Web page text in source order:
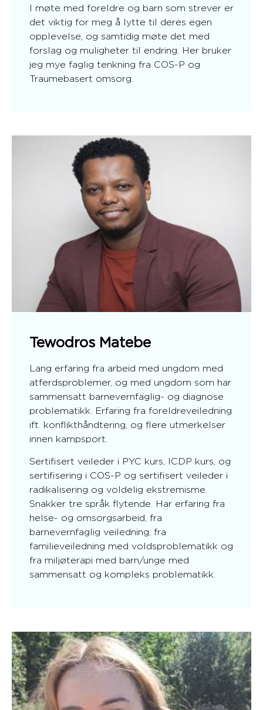
I møte med foreldre og barn som strever er
det viktig for meg å lytte til deres egen
opplevelse, og samtidig møte det med
forslag og muligheter til endring. Her bruker
jeg mye faglig tenkning fra COS-P og
Traumebasert omsorg.
Tewodros Matebe
Lang erfaring fra arbeid med ungdom med
atferdsproblemer, og med ungdom som har
sammensatt barnevernfaglig- og diagnose
problematikk. Erfaring fra foreldreveiledning
ift. konflikthåndtering, og flere utmerkelser
innen kampsport.
Sertifisert veileder i PYC kurs, ICDP kurs, og
sertifisering i COS-P og sertifisert veileder i
radikalisering og voldelig ekstremisme.
Snakker tre språk flytende. Har erfaring fra
helse- og omsorgsarbeid, fra
barnevernfaglig veiledning, fra
familieveiledning med voldsproblematikk og
fra miljøterapi med barn/unge med
sammensatt og kompleks problematikk.